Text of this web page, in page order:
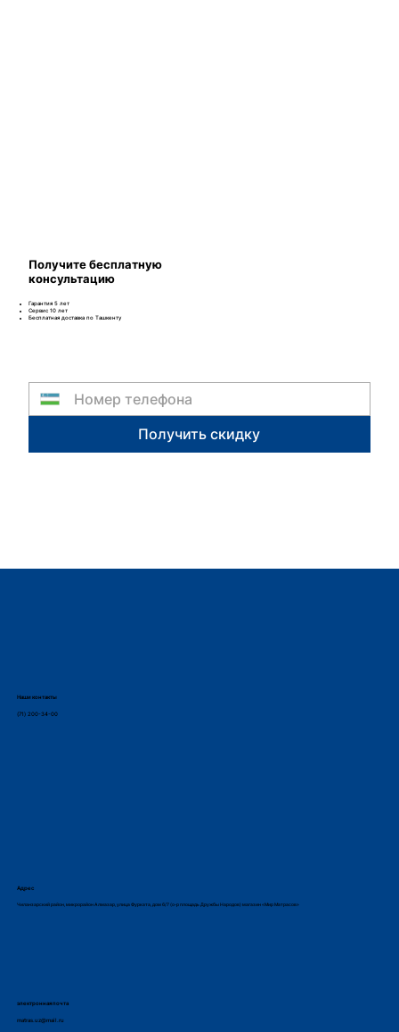
Получите бесплатную
консультацию
Гарантия 5 лет
Сервис 10 лет
Бесплатная доставка по Ташкенту
Получить скидку
Наши контакты
(71) 200-34-00
электронная почта
matras.uz@mail.ru
Адрес
Чиланзарский район, микрорайон Алмазар, улица Фурката, дом 6/7 (о-р площадь Дружбы Народов) магазин «Мир Матрасов»